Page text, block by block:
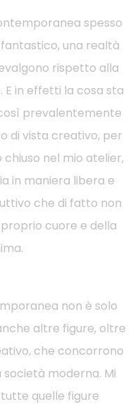
spesso
una realtà
rispetto alla
in effetti la cosa sta
prevalentemente
di vista creativo, per
nel mio atelier,
in maniera libera e
che di fatto non
cuore e della
non è solo
altre figure, oltre
che concorrono
società moderna. Mi
quelle figure